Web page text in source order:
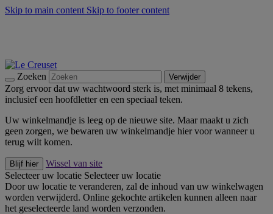
Skip to main content Skip to footer content
Zoeken Verwijder
Zorg ervoor dat uw wachtwoord sterk is, met minimaal 8 tekens,
inclusief een hoofdletter en een speciaal teken.
Uw winkelmandje is leeg op de nieuwe site. Maar maakt u zich
geen zorgen, we bewaren uw winkelmandje hier voor wanneer u
terug wilt komen.
Blijf hier
Wissel van site
Selecteer uw locatie Selecteer uw locatie
Door uw locatie te veranderen, zal de inhoud van uw winkelwagen
worden verwijderd. Online gekochte artikelen kunnen alleen naar
het geselecteerde land worden verzonden.